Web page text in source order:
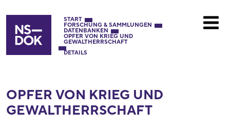
START
FORSCHUNG & SAMMLUNGEN
DATENBANKEN
OPFER VON KRIEG UND
GEWALTHERRSCHAFT
DETAILS
OPFER VON KRIEG UND
GEWALTHERRSCHAFT